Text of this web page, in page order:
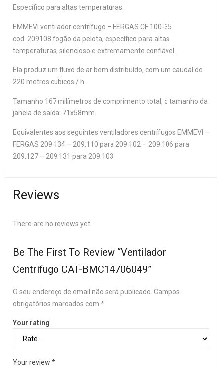
Específico para altas temperaturas.
EMMEVI ventilador centrífugo – FERGAS CF 100-35
cod. 209108 fogão da pelota, específico para altas
temperaturas, silencioso e extremamente confiável.
Ela produz um fluxo de ar bem distribuído, com um caudal de
220 metros cúbicos / h.
Tamanho 167 milímetros de comprimento total, o tamanho da
janela de saída: 71x58mm.
Equivalentes aos seguintes ventiladores centrífugos EMMEVI –
FERGAS 209.134 – 209.110 para 209.102 – 209.106 para
209.127 – 209.131 para 209,103
Reviews
There are no reviews yet.
Be The First To Review “Ventilador
Centrífugo CAT-BMC14706049”
O seu endereço de email não será publicado. Campos
obrigatórios marcados com *
Your rating
Your review *